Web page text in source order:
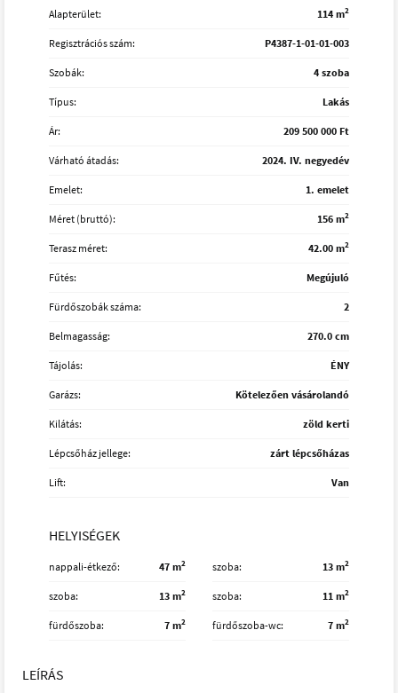
Alapterület: 114 m2
Regisztrációs szám: P4387-1-01-01-003
Szobák: 4 szoba
Típus: Lakás
Ár: 209 500 000 Ft
Várható átadás: 2024. IV. negyedév
Emelet: 1. emelet
Méret (bruttó): 156 m2
Terasz méret: 42.00 m2
Fűtés: Megújuló
Fürdőszobák száma: 2
Belmagasság: 270.0 cm
Tájolás: ÉNY
Garázs: Kötelezően vásárolandó
Kilátás: zöld kerti
Lépcsőház jellege: zárt lépcsőházas
Lift: Van
HELYISÉGEK
nappali-étkező 47 m2 szoba 13 m2
szoba 13 m2 szoba 11 m2
fürdőszoba 7 m2 fürdőszoba-wc 7 m2
LEÍRÁS